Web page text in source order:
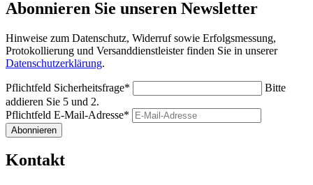
Abonnieren Sie unseren Newsletter
Hinweise zum Datenschutz, Widerruf sowie Erfolgsmessung,
Protokollierung und Versanddienstleister finden Sie in unserer
Datenschutzerklärung.
Pflichtfeld Sicherheitsfrage*
Bitte
addieren Sie 5 und 2.
Pflichtfeld E-Mail-Adresse*
Abonnieren
Kontakt